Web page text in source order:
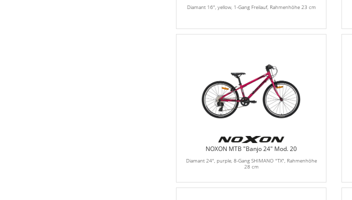
Diamant 16", yellow, 1-Gang Freilauf, Rahmenhöhe 23 cm
NOXON MTB "Banjo 24" Mod. 20
Diamant 24", purple, 8-Gang SHIMANO "TX", Rahmenhöhe
28 cm